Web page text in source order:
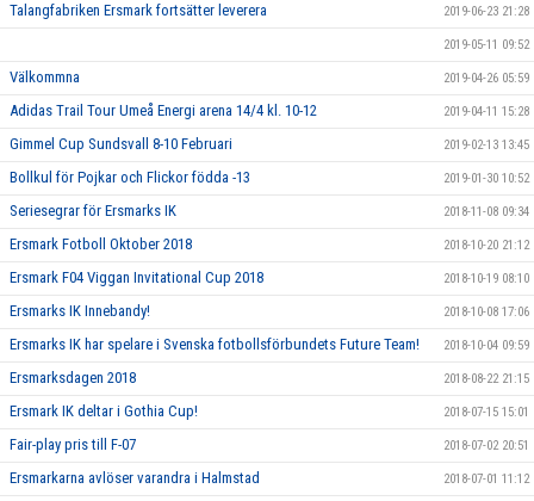
Talangfabriken Ersmark fortsätter leverera 2019-06-23 21:28
2019-05-11 09:52
Välkommna 2019-04-26 05:59
Adidas Trail Tour Umeå Energi arena 14/4 kl. 10-12 2019-04-11 15:28
Gimmel Cup Sundsvall 8-10 Februari 2019-02-13 13:45
Bollkul för Pojkar och Flickor födda -13 2019-01-30 10:52
Seriesegrar för Ersmarks IK 2018-11-08 09:34
Ersmark Fotboll Oktober 2018 2018-10-20 21:12
Ersmark F04 Viggan Invitational Cup 2018 2018-10-19 08:10
Ersmarks IK Innebandy! 2018-10-08 17:06
Ersmarks IK har spelare i Svenska fotbollsförbundets Future Team! 2018-10-04 09:59
Ersmarksdagen 2018 2018-08-22 21:15
Ersmark IK deltar i Gothia Cup! 2018-07-15 15:01
Fair-play pris till F-07 2018-07-02 20:51
Ersmarkarna avlöser varandra i Halmstad 2018-07-01 11:12